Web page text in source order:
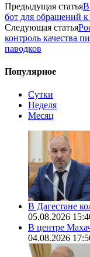
Предыдущая статьяВ
бот для обращений
Следующая статья
контроль качества
паводков
Популярное
Сутки
Неделя
Месяц
В Дагестане
05.08.2026
В центре
04.08.2026